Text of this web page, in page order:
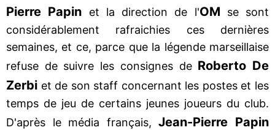
Pierre Papin et la direction de l'OM se sont
considérablement rafraichies ces dernières
semaines, et ce, parce que la légende marseillaise
refuse de suivre les consignes de Roberto De
Zerbi et de son staff concernant les postes et les
temps de jeu de certains jeunes joueurs du club.
D'après le média français,Jean-Pierre Papin